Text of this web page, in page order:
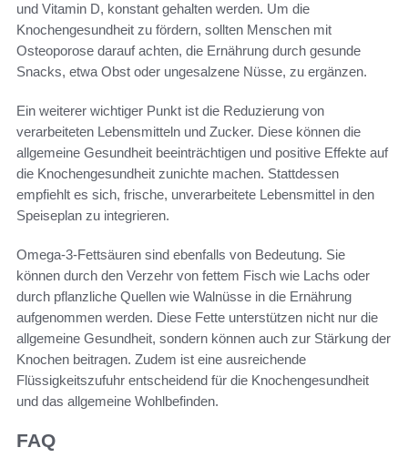
und Vitamin D, konstant gehalten werden. Um die
Knochengesundheit zu fördern, sollten Menschen mit
Osteoporose darauf achten, die Ernährung durch gesunde
Snacks, etwa Obst oder ungesalzene Nüsse, zu ergänzen.
Ein weiterer wichtiger Punkt ist die Reduzierung von
verarbeiteten Lebensmitteln und Zucker. Diese können die
allgemeine Gesundheit beeinträchtigen und positive Effekte auf
die Knochengesundheit zunichte machen. Stattdessen
empfiehlt es sich, frische, unverarbeitete Lebensmittel in den
Speiseplan zu integrieren.
Omega-3-Fettsäuren sind ebenfalls von Bedeutung. Sie
können durch den Verzehr von fettem Fisch wie Lachs oder
durch pflanzliche Quellen wie Walnüsse in die Ernährung
aufgenommen werden. Diese Fette unterstützen nicht nur die
allgemeine Gesundheit, sondern können auch zur Stärkung der
Knochen beitragen. Zudem ist eine ausreichende
Flüssigkeitszufuhr entscheidend für die Knochengesundheit
und das allgemeine Wohlbefinden.
FAQ